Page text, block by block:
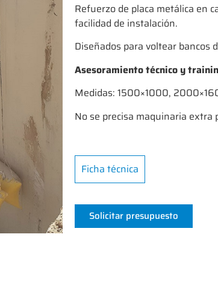
Refuerzo de placa metálica en
facilidad de instalación.
Diseñados para voltear bancos
Asesoramiento técnico y
Medidas: 1500×1000,
No se precisa maquinaria extra
Ficha técnica
Solicitar presupuesto